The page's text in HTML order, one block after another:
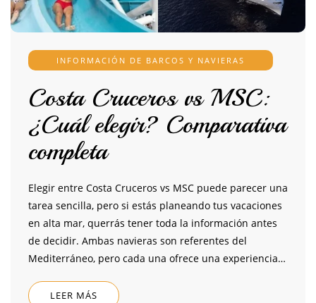
INFORMACIÓN DE BARCOS Y NAVIERAS
Costa Cruceros vs MSC:
¿Cuál elegir? Comparativa
completa
Elegir entre Costa Cruceros vs MSC puede parecer una
tarea sencilla, pero si estás planeando tus vacaciones
en alta mar, querrás tener toda la información antes
de decidir. Ambas navieras son referentes del
Mediterráneo, pero cada una ofrece una experiencia…
LEER MÁS